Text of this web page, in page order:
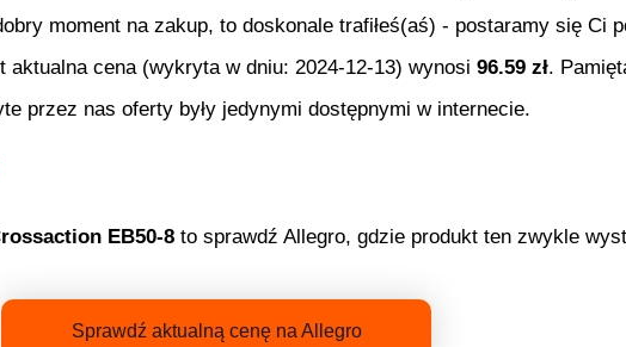
moment na zakup, to doskonale trafiłeś(aś) - postaramy się Ci
aktualna cena (wykryta w dniu: 2024-12-13) wynosi 96.59 zł.
przez nas oferty były jedynymi dostępnymi w internecie.
EB50-8 to sprawdź Allegro, gdzie produkt ten zwykle
Sprawdź aktualną cenę na Allegro